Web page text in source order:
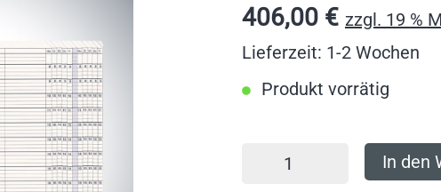
406,00 € zzgl. 19 %
Lieferzeit: 1-2 Wochen
Produkt vorrätig
In den